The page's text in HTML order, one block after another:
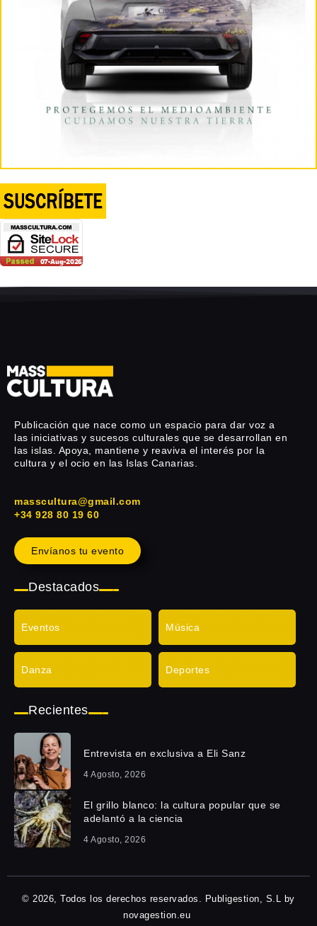
Publicación que nace como un espacio para dar voz a
las iniciativas y sucesos culturales que se desarrollan en
las islas. Apoya, mantiene y reaviva el interés por la
cultura y el ocio en las Islas Canarias.
masscultura@gmail.com
+34 928 80 19 60
Envíanos tu evento
Destacados
Eventos Música
Danza Deportes
Recientes
Entrevista en exclusiva a Eli Sanz
4 Agosto, 2026
El grillo blanco: la cultura popular que se
adelantó a la ciencia
4 Agosto, 2026
© 2026, Todos los derechos reservados. Publigestion, S.L by
novagestion.eu